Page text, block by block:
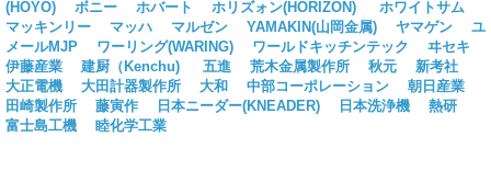
(HOYO)
ボニー ホバート ホリズォン(HORIZON)
ホワイトサム
マッキンリー
マッハ マルゼン YAMAKIN(山岡金属) ヤマゲン
ユ
メールMJP
ワーリング(WARING) ワールドキッチンテック
ヰセキ
伊藤産業
建厨（Kenchu) 五進 荒木金属製作所 秋元
新考社
大正電機
大田計器製作所 大和 中部コーポレーション
朝日産業
田崎製作所
藤寅作 日本ニーダー(KNEADER) 日本洗浄機
熱研
富士島工機
睦化学工業